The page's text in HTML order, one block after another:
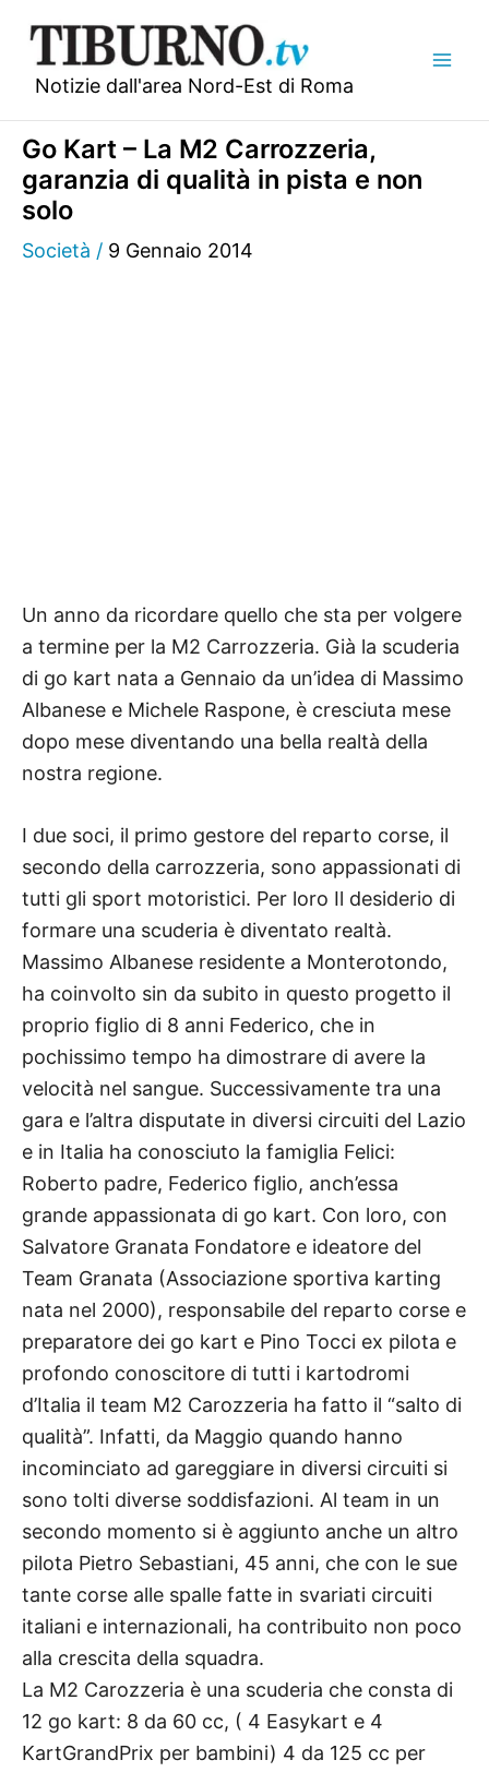
contenuto
Notizie dall'area Nord-Est di Roma
Go Kart – La M2 Carrozzeria,
garanzia di qualità in pista e non
solo
Società / 9 Gennaio 2014
Un anno da ricordare quello che sta per volgere
a termine per la M2 Carrozzeria. Già la scuderia
di go kart nata a Gennaio da un’idea di Massimo
Albanese e Michele Raspone, è cresciuta mese
dopo mese diventando una bella realtà della
nostra regione.
I due soci, il primo gestore del reparto corse, il
secondo della carrozzeria, sono appassionati di
tutti gli sport motoristici. Per loro Il desiderio di
formare una scuderia è diventato realtà.
Massimo Albanese residente a Monterotondo,
ha coinvolto sin da subito in questo progetto il
proprio figlio di 8 anni Federico, che in
pochissimo tempo ha dimostrare di avere la
velocità nel sangue. Successivamente tra una
gara e l’altra disputate in diversi circuiti del Lazio
e in Italia ha conosciuto la famiglia Felici:
Roberto padre, Federico figlio, anch’essa
grande appassionata di go kart. Con loro, con
Salvatore Granata Fondatore e ideatore del
Team Granata (Associazione sportiva karting
nata nel 2000), responsabile del reparto corse e
preparatore dei go kart e Pino Tocci ex pilota e
profondo conoscitore di tutti i kartodromi
d’Italia il team M2 Carozzeria ha fatto il “salto di
qualità”. Infatti, da Maggio quando hanno
incominciato ad gareggiare in diversi circuiti si
sono tolti diverse soddisfazioni. Al team in un
secondo momento si è aggiunto anche un altro
pilota Pietro Sebastiani, 45 anni, che con le sue
tante corse alle spalle fatte in svariati circuiti
italiani e internazionali, ha contribuito non poco
alla crescita della squadra.
La M2 Carozzeria è una scuderia che consta di
12 go kart: 8 da 60 cc, ( 4 Easykart e 4
KartGrandPrix per bambini) 4 da 125 cc per